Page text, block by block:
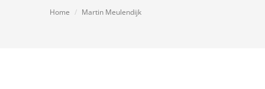
Home Martin Meulendijk